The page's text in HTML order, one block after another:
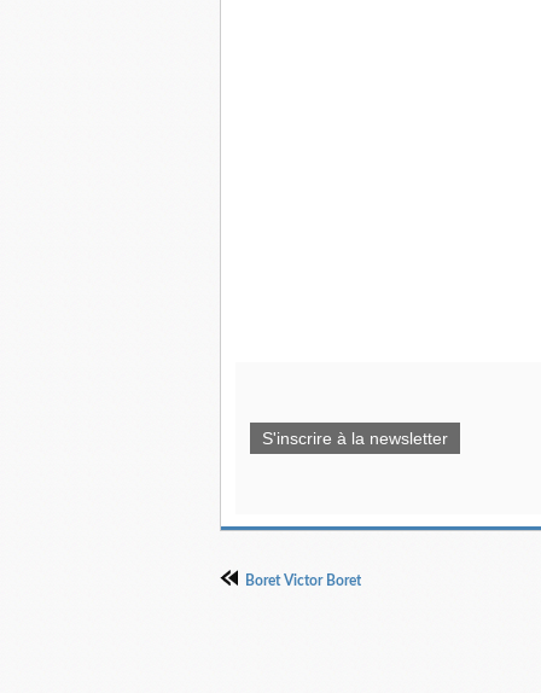
S'inscrire à la newsletter
Boret Victor Boret